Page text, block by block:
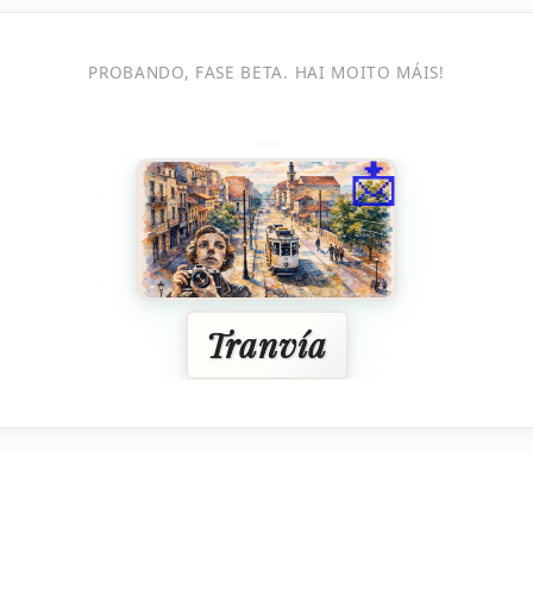
PROBANDO, FASE BETA. HAI MOITO MÁIS!
Tranvía
📩